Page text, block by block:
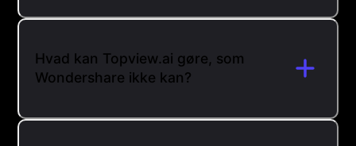
Hvad kan Topview.ai gøre, som
Wondershare ikke kan?